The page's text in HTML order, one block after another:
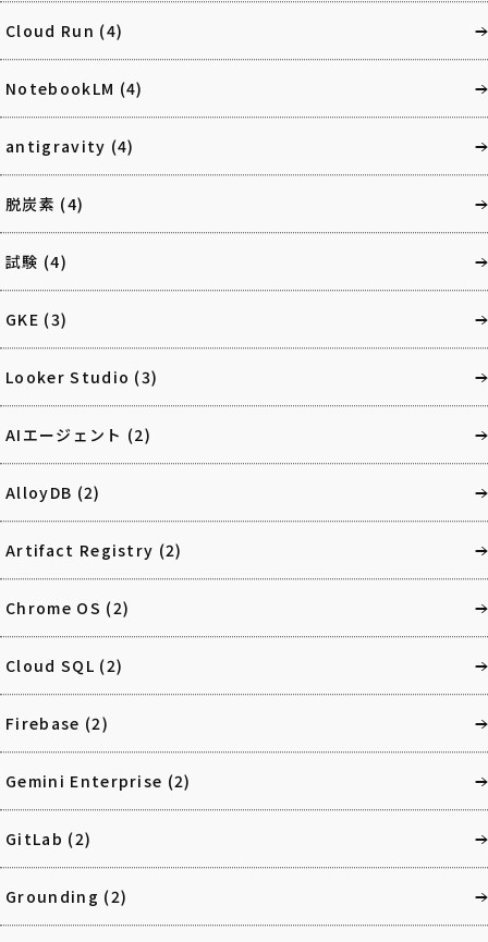
Cloud Run (4)
NotebookLM (4)
antigravity (4)
脱炭素 (4)
試験 (4)
GKE (3)
Looker Studio (3)
AIエージェント (2)
AlloyDB (2)
Artifact Registry (2)
Chrome OS (2)
Cloud SQL (2)
Firebase (2)
Gemini Enterprise (2)
GitLab (2)
Grounding (2)